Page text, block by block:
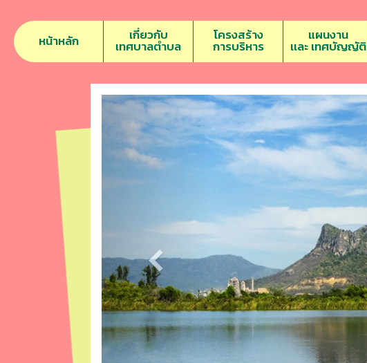
หน้าหลัก เกี่ยวกับ
เทศบาลตำบล
โครงสร้าง
การบริหาร
แผนงาน
เเละ เทศบัญญัติ